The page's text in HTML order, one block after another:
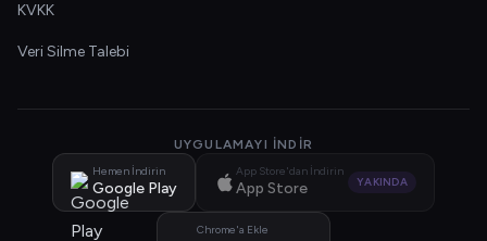
KVKK
Veri Silme Talebi
UYGULAMAYI İNDIR
Hemen İndirin
Google Play
App Store'dan İndirin
App Store YAKINDA
Chrome'a Ekle